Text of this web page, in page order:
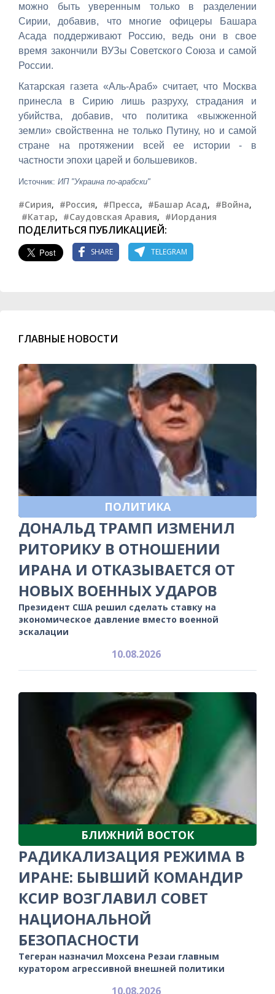
можно быть уверенным только в разделении
Сирии, добавив, что многие офицеры Башара
Асада поддерживают Россию, ведь они в свое
время закончили ВУЗы Советского Союза и самой
России.
Катарская газета «Аль-Араб» считает, что Москва
принесла в Сирию лишь разруху, страдания и
убийства, добавив, что политика «выжженной
земли» свойственна не только Путину, но и самой
стране на протяжении всей ее истории - в
частности эпохи царей и большевиков.
Источник: ИП "Украина по-арабски"
#Сирия, #Россия, #Пресса, #Башар Асад, #Война,
#Катар, #Саудовская Аравия, #Иордания
ПОДЕЛИТЬСЯ ПУБЛИКАЦИЕЙ:
SHARE TELEGRAM
ГЛАВНЫЕ НОВОСТИ
ПОЛИТИКА
ДОНАЛЬД ТРАМП ИЗМЕНИЛ
РИТОРИКУ В ОТНОШЕНИИ
ИРАНА И ОТКАЗЫВАЕТСЯ ОТ
НОВЫХ ВОЕННЫХ УДАРОВ
Президент США решил сделать ставку на
экономическое давление вместо военной
эскалации
10.08.2026
БЛИЖНИЙ ВОСТОК
РАДИКАЛИЗАЦИЯ РЕЖИМА В
ИРАНЕ: БЫВШИЙ КОМАНДИР
КСИР ВОЗГЛАВИЛ СОВЕТ
НАЦИОНАЛЬНОЙ
БЕЗОПАСНОСТИ
Тегеран назначил Мохсена Резаи главным
куратором агрессивной внешней политики
10.08.2026